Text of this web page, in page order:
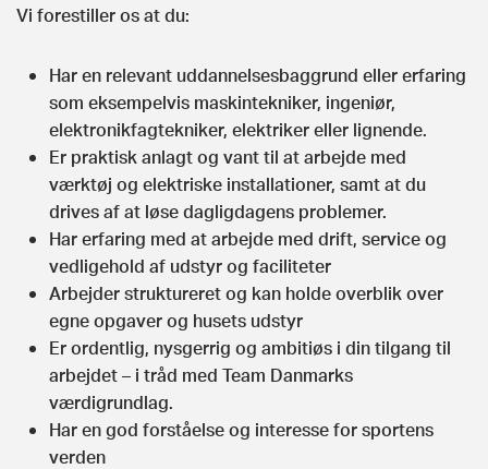
Vi forestiller os at du:
Har en relevant uddannelsesbaggrund eller erfaring
som eksempelvis maskintekniker, ingeniør,
elektronikfagtekniker, elektriker eller lignende.
Er praktisk anlagt og vant til at arbejde med
værktøj og elektriske installationer, samt at du
drives af at løse dagligdagens problemer.
Har erfaring med at arbejde med drift, service og
vedligehold af udstyr og faciliteter
Arbejder struktureret og kan holde overblik over
egne opgaver og husets udstyr
Er ordentlig, nysgerrig og ambitiøs i din tilgang til
arbejdet – i tråd med Team Danmarks
værdigrundlag.
Har en god forståelse og interesse for sportens
verden